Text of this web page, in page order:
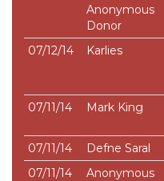
Anonymous
Donor
07/12/14 Karlies
07/11/14
Mark King
07/11/14
Defne Saral
07/11/14
Anonymous